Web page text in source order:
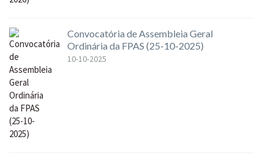
Convocatória de Assembleia Geral
Ordinária da FPAS (25-10-2025)
10-10-2025